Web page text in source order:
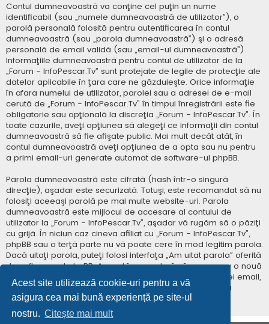
Acest site utilizează cookie-uri pentru a vă
asigura cea mai bună experiență pe site-ul
nostru. Citește mai mult
Contul dumneavoastră va conţine cel puţin un nume
identificabil (sau „numele dumneavoastră de utilizator”), o
parolă personală folosită pentru autentificarea în contul
dumneavoastră (sau „parola dumneavoastră”) şi o adresă
personală de email validă (sau „email-ul dumneavoastră”).
Informaţiile dumneavoastră pentru contul de utilizator de la
„Forum - InfoPescar.Tv” sunt protejate de legile de protecţie ale
datelor aplicabile în ţara care ne găzduieşte. Orice informaţie
în afara numelui de utilizator, parolei sau a adresei de e-mail
cerută de „Forum - InfoPescar.Tv” în timpul înregistrării este fie
obligatorie sau opţională la discreţia „Forum - InfoPescar.Tv”. În
toate cazurile, aveţi opţiunea să alegeţi ce informaţii din contul
dumneavoastră să fie afişate public. Mai mult decât atât, în
contul dumneavoastră aveţi opţiunea de a opta sau nu pentru
a primi email-uri generate automat de software-ul phpBB.
Parola dumneavoastră este cifrată (hash într-o singură
direcţie), aşadar este securizată. Totuşi, este recomandat să nu
folosiţi aceeaşi parolă pe mai multe website-uri. Parola
dumneavoastră este mijlocul de accesare al contului de
utilizator la „Forum - InfoPescar.Tv”, aşadar vă rugăm să o păziţi
cu grijă. În niciun caz cineva afiliat cu „Forum - InfoPescar.Tv”,
phpBB sau o terţă parte nu vă poate cere în mod legitim parola.
Dacă uitaţi parola, puteţi folosi interfaţa „Am uitat parola” oferită
de software-ul phpBB. Această procedură vă va genera o nouă
parolă prin transmiterea numelui de utilizator şi a adresei email,
apoi software-ul phpBB va genera o nouă parolă pentru
accesarea contului dumneavoastră.